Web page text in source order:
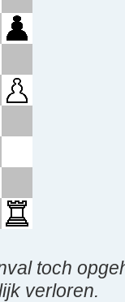
toch
verloren.